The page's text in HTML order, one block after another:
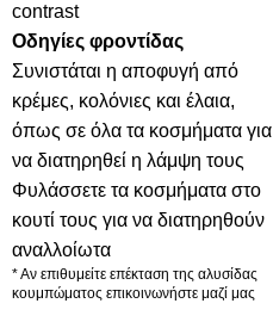
contrast
Οδηγίες φροντίδας
Συνιστάται η αποφυγή από
κρέμες, κολόνιες και έλαια,
όπως σε όλα τα κοσμήματα για
να διατηρηθεί η λάμψη τους
Φυλάσσετε τα κοσμήματα στο
κουτί τους για να διατηρηθούν
αναλλοίωτα
* Αν επιθυμείτε επέκταση της αλυσίδας
κουμπώματος επικοινωνήστε μαζί μας